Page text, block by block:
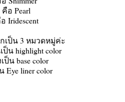
คือ Pearl
Iridescent
เป็น 3 หมวดหมู่ค่ะ
น highlight color
ป็น base color
Eye liner color